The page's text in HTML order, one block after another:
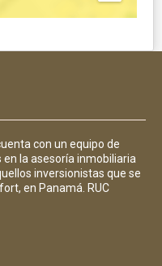
con un equipo de
la asesoría inmobiliaria
inversionistas que se
en Panamá. RUC